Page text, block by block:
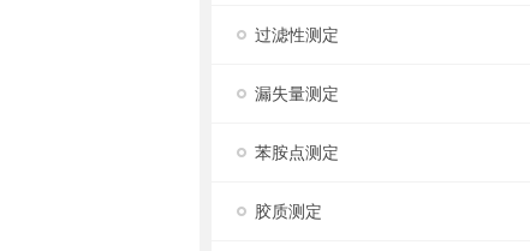
过滤性测定
漏失量测定
苯胺点测定
胶质测定